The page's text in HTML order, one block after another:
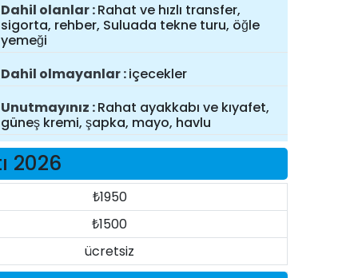
Dahil olanlar Rahat ve hızlı transfer,
sigorta, rehber, Suluada tekne turu, öğle
yemeği
Dahil olmayanlar içecekler
Unutmayınız Rahat ayakkabı ve kıyafet,
güneş kremi, şapka, mayo, havlu
2026
₺1950
₺1500
ücretsiz